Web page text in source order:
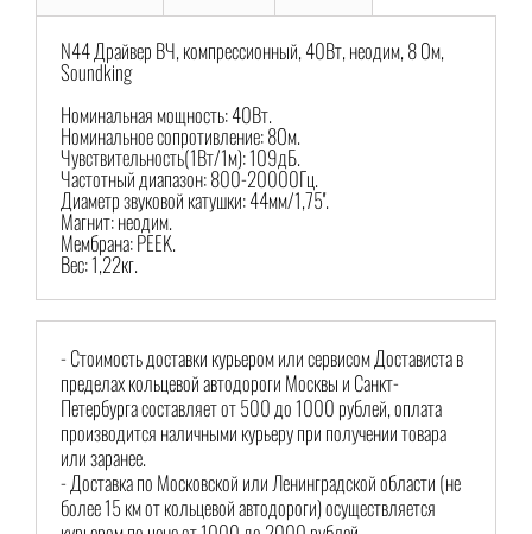
N44 Драйвер ВЧ, компрессионный, 40Вт, неодим, 8 Ом,
Soundking
Номинальная мощность: 40Вт.
Номинальное сопротивление: 8Ом.
Чувствительность(1Вт/1м): 109дБ.
Частотный диапазон: 800-20000Гц.
Диаметр звуковой катушки: 44мм/1,75''.
Магнит: неодим.
Мембрана: PEEK.
Вес: 1,22кг.
- Стоимость доставки курьером или сервисом Достависта в
пределах кольцевой автодороги Москвы и Санкт-
Петербурга составляет от 500 до 1000 рублей, оплата
производится наличными курьеру при получении товара
или заранее.
- Доставка по Московской или Ленинградской области (не
более 15 км от кольцевой автодороги) осуществляется